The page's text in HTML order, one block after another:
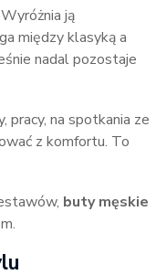
ją
między klasyką a
nadal pozostaje
pracy, na spotkania ze
z komfortu. To
buty męskie